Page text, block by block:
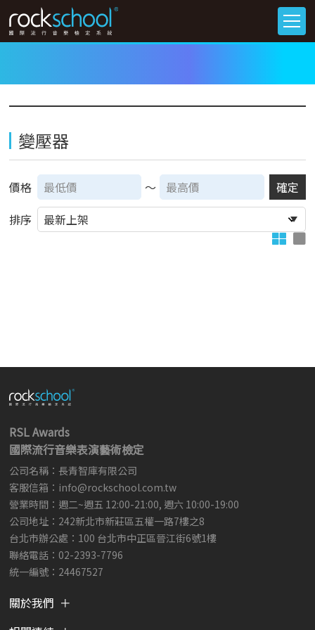
變壓器
價格 ～
確定
排序
RSL Awards
國際流行音樂表演藝術檢定
公司名稱：長青智庫有限公司
客服信箱： info@rockschool.com.tw ​
營業時間：週二~週五 12:00-21:00, 週六 10:00-19:00
公司地址：242新北市新莊區五權一路7樓之8
台北市辦公處：100 台北市中正區晉江街6號1樓
聯絡電話：02-2393-7796
統一編號：24467527
關於我們